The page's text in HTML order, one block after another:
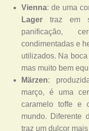
Vienna: de uma
Lager traz em
panificação,
condimentadas e
utilizados. Na
mas muito bem
Märzen:
março, é uma
caramelo toffe e
mundo. Diferente
traz um dulçor